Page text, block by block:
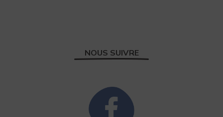
NOUS SUIVRE